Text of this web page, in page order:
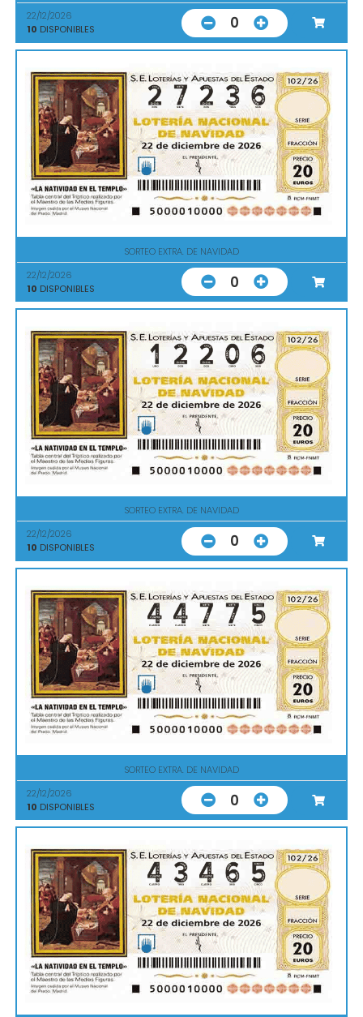
22/12/2026
10 DISPONIBLES 0
SORTEO EXTRA. DE NAVIDAD
22/12/2026
10 DISPONIBLES 0
SORTEO EXTRA. DE NAVIDAD
22/12/2026
10 DISPONIBLES 0
SORTEO EXTRA. DE NAVIDAD
22/12/2026
10 DISPONIBLES 0